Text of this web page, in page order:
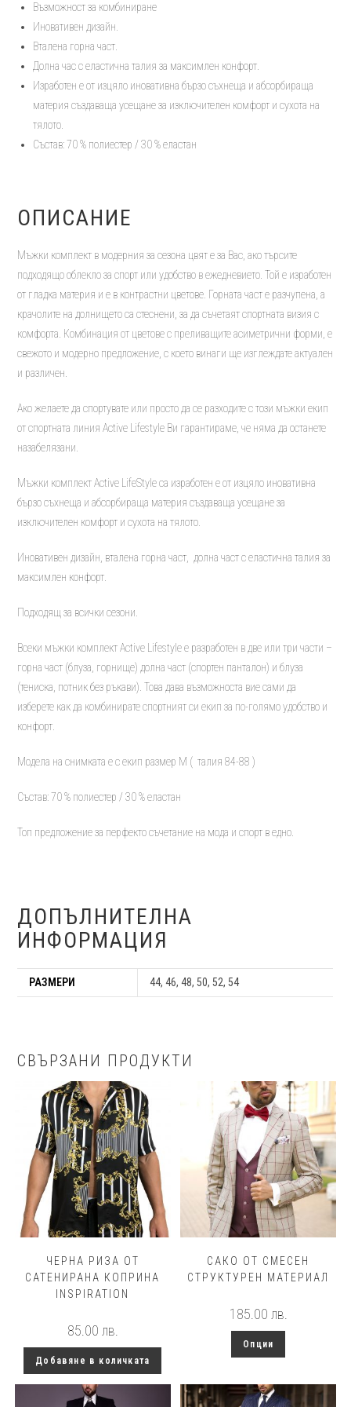
Възможност за комбиниране
Иновативен дизайн.
Вталена горна част.
Долна час с еластична талия за максимлен конфорт.
Изработен е от изцяло иновативна бързо съхнеща и абсорбираща
материя създаваща усещане за изключителен комфорт и сухота на
тялото.
Състав: 70 % полиестер / 30 % еластан
ОПИСАНИЕ
Мъжки комплект в модерния за сезона цвят е за Вас, ако търсите
подходящо облекло за спорт или удобство в ежедневието. Той е изработен
от гладка материя и е в контрастни цветове. Горната част е разчупена, а
крачолите на долнището са стеснени, за да съчетаят спортната визия с
комфорта. Комбинация от цветове с преливащите асиметрични форми, е
свежото и модерно предложение, с което винаги ще изглеждате актуален
и различен.
Ако желаете да спортувате или просто да се разходите с този мъжки екип
от спортната линия Active Lifestyle Ви гарантираме, че няма да останете
назабелязани.
Мъжки комплект Active LifeStyle са изработен е от изцяло иновативна
бързо съхнеща и абсорбираща материя създаваща усещане за
изключителен комфорт и сухота на тялото.
Иновативен дизайн, вталена горна част, долна част с еластична талия за
максимлен конфорт.
Подходящ за всички сезони.
Всеки мъжки комплект Active Lifestyle е разработен в две или три части –
горна част (блуза, горнище) долна част (спортен панталон) и блуза
(тениска, потник без ръкави). Това дава възможноста вие сами да
изберете как да комбинирате спортният си екип за по-голямо удобство и
конфорт.
Модела на снимката е с екип размер М ( талия 84-88 )
Състав: 70 % полиестер / 30 % еластан
Топ предложение за перфекто съчетание на мода и спорт в едно.
ДОПЪЛНИТЕЛНА
ИНФОРМАЦИЯ
РАЗМЕРИ 44, 46, 48, 50, 52, 54
СВЪРЗАНИ ПРОДУКТИ
ЧЕРНА РИЗА ОТ
САТЕНИРАНА КОПРИНА
INSPIRATION
85.00 лв.
Добавяне в количката
САКО ОТ СМЕСЕН
СТРУКТУРЕН МАТЕРИАЛ
185.00 лв.
Опции
has
The
options